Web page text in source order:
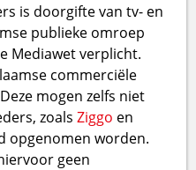
is doorgifte van tv- en
publieke omroep
Mediawet verplicht.
commerciële
mogen zelfs niet
zoalsZiggo en
opgenomen worden.
geen